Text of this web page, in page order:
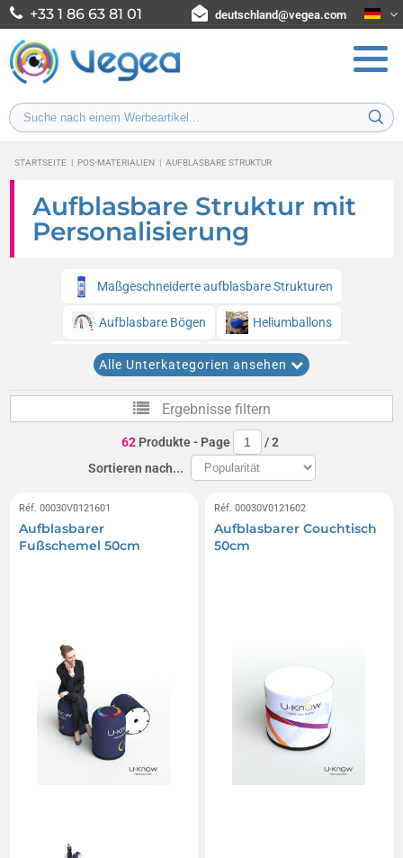
+33 1 86 63 81 01 deutschland@vegea.com
STARTSEITE | POS-MATERIALIEN | AUFBLASBARE STRUKTUR
Aufblasbare Struktur mit
Personalisierung
Maßgeschneiderte aufblasbare Strukturen
Aufblasbare Bögen Heliumballons
Aufblasbare Säulen Helium-Luftschiffe
Aufblasbare Totems Heißluftballons
Aufblasbare Flaschen
Alle Unterkategorien ansehen
Ergebnisse filtern
62 Produkte - Page /2
Sortieren nach...
Réf. 00030V0121601
Aufblasbarer
Fußschemel 50cm
Réf. 00030V0121602
Aufblasbarer Couchtisch
50cm